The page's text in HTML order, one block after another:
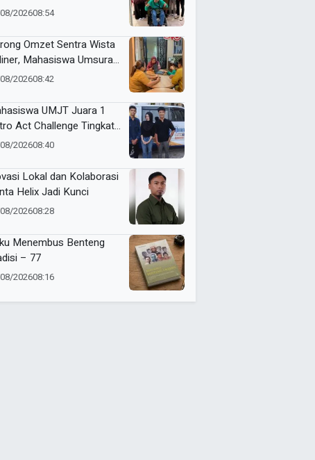
Serahkan Karya ke
202608:54
Omzet Sentra Wista
Mahasiswa Umsura
Si-Porwa
202608:42
UMJT Juara 1
Act Challenge Tingkat
Timur
202608:40
Lokal dan Kolaborasi
Helix Jadi Kunci
202608:28
Menembus Benteng
– 77
202608:16